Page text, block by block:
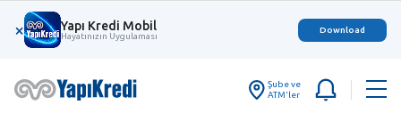
× Yapı Kredi Mobil
Hayatınızın Uygulaması
Download
Şube ve
ATM'ler